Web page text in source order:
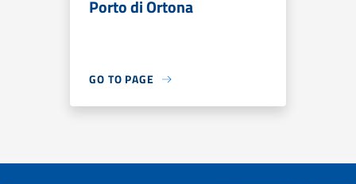
Porto di Ortona
GO TO PAGE